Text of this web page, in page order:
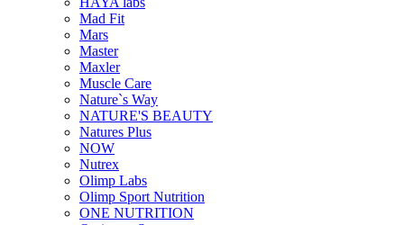
Mad Fit
Mars
Master
Maxler
Muscle Care
Nature`s Way
NATURE'S BEAUTY
Natures Plus
NOW
Nutrex
Olimp Labs
Olimp Sport Nutrition
ONE NUTRITION